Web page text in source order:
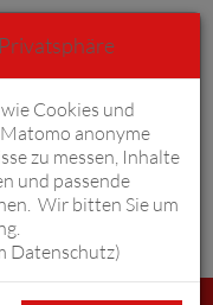
0
Cookies und
anonyme
zu messen, Inhalte
und passende
Wir bitten Sie um
Datenschutz)